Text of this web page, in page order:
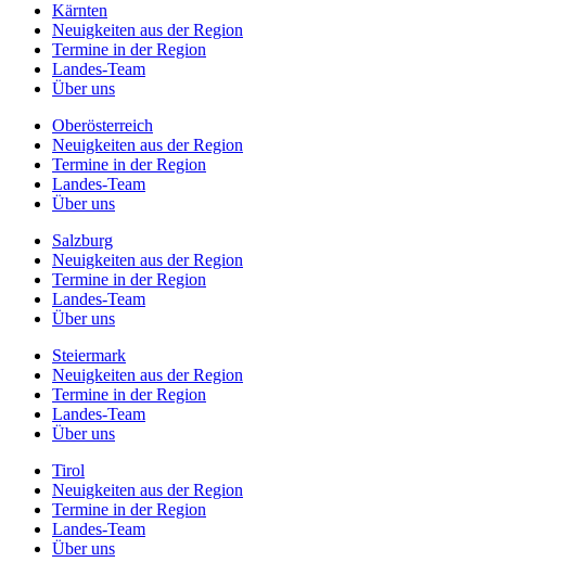
Kärnten
Neuigkeiten aus der Region
Termine in der Region
Landes-Team
Über uns
Oberösterreich
Neuigkeiten aus der Region
Termine in der Region
Landes-Team
Über uns
Salzburg
Neuigkeiten aus der Region
Termine in der Region
Landes-Team
Über uns
Steiermark
Neuigkeiten aus der Region
Termine in der Region
Landes-Team
Über uns
Tirol
Neuigkeiten aus der Region
Termine in der Region
Landes-Team
Über uns